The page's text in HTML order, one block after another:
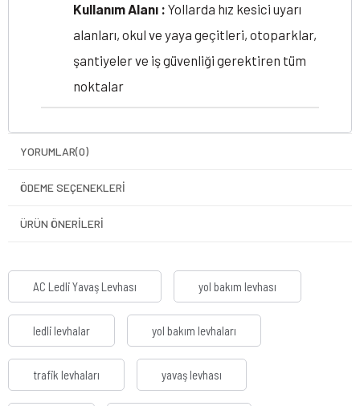
Kullanım Alanı : Yollarda hız kesici uyarı
alanları, okul ve yaya geçitleri, otoparklar,
şantiyeler ve iş güvenliği gerektiren tüm
noktalar
YORUMLAR(0)
ÖDEME SEÇENEKLERI
ÜRÜN ÖNERILERI
AC Ledli Yavaş Levhası yol bakım levhası
ledli levhalar yol bakım levhaları
trafik levhaları yavaş levhası